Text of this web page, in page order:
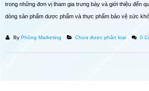
trong những đơn vị tham gia trưng bày và giới thiệu đến
dòng sản phẩm dược phẩm và thực phẩm bảo vệ sức
By Phòng Marketing Chưa được phân loại 0